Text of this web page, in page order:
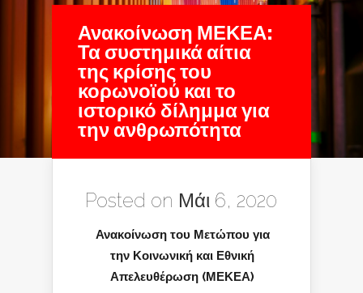
Ανακοίνωση ΜΕΚΕΑ:
Τα συστημικά αίτια
της κρίσης του
κορωνοϊού και το
ιστορικό δίλημμα για
την ανθρωπότητα
Posted on Μάι 6, 2020
Ανακοίνωση του Μετώπου για
την Κοινωνική και Εθνική
Απελευθέρωση (ΜΕΚΕΑ)